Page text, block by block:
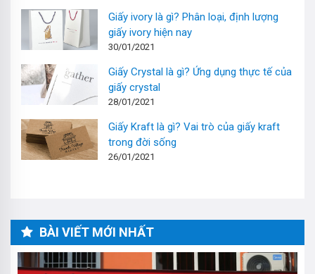
Giấy ivory là gì? Phân loại, định lượng
giấy ivory hiện nay
30/01/2021
Giấy Crystal là gì? Ứng dụng thực tế của
giấy crystal
28/01/2021
Giấy Kraft là gì? Vai trò của giấy kraft
trong đời sống
26/01/2021
BÀI VIẾT MỚI NHẤT